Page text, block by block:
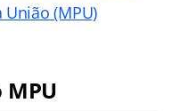
(MPU)
MPU